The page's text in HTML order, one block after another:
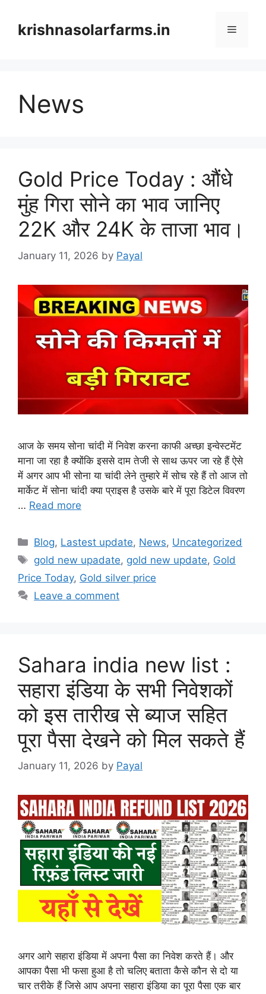
contentkrishnasolarfarms.in Menu
News
Gold Price Today : औंधे
मुंह गिरा सोने का भाव जानिए
22K और 24K के ताजा भाव।
January 11, 2026 by Payal
आज के समय सोना चांदी में निवेश करना काफी अच्छा इन्वेस्टमेंट
माना जा रहा है क्योंकि इससे दाम तेजी से साथ ऊपर जा रहे हैं ऐसे
में अगर आप भी सोना या चांदी लेने तुम्हारे में सोच रहे हैं तो आज तो
मार्केट में सोना चांदी क्या प्राइस है उसके बारे में पूरा डिटेल विवरण
… Read more
Categories
Blog, Lastest update, News, Uncategorized
Tags
gold new upadate, gold new update, Gold
Price Today, Gold silver price
Leave a comment
Sahara india new list :
सहारा इंडिया के सभी निवेशकों
को इस तारीख से ब्याज सहित
पूरा पैसा देखने को मिल सकते हैं
January 11, 2026 by Payal
अगर आगे सहारा इंडिया में अपना पैसा का निवेश करते हैं। और
आपका पैसा भी फसा हुआ है तो चलिए बताता कैसे कौन से दो या
चार तरीके हैं जिसे आप अपना सहारा इंडिया का पूरा पैसा एक बार